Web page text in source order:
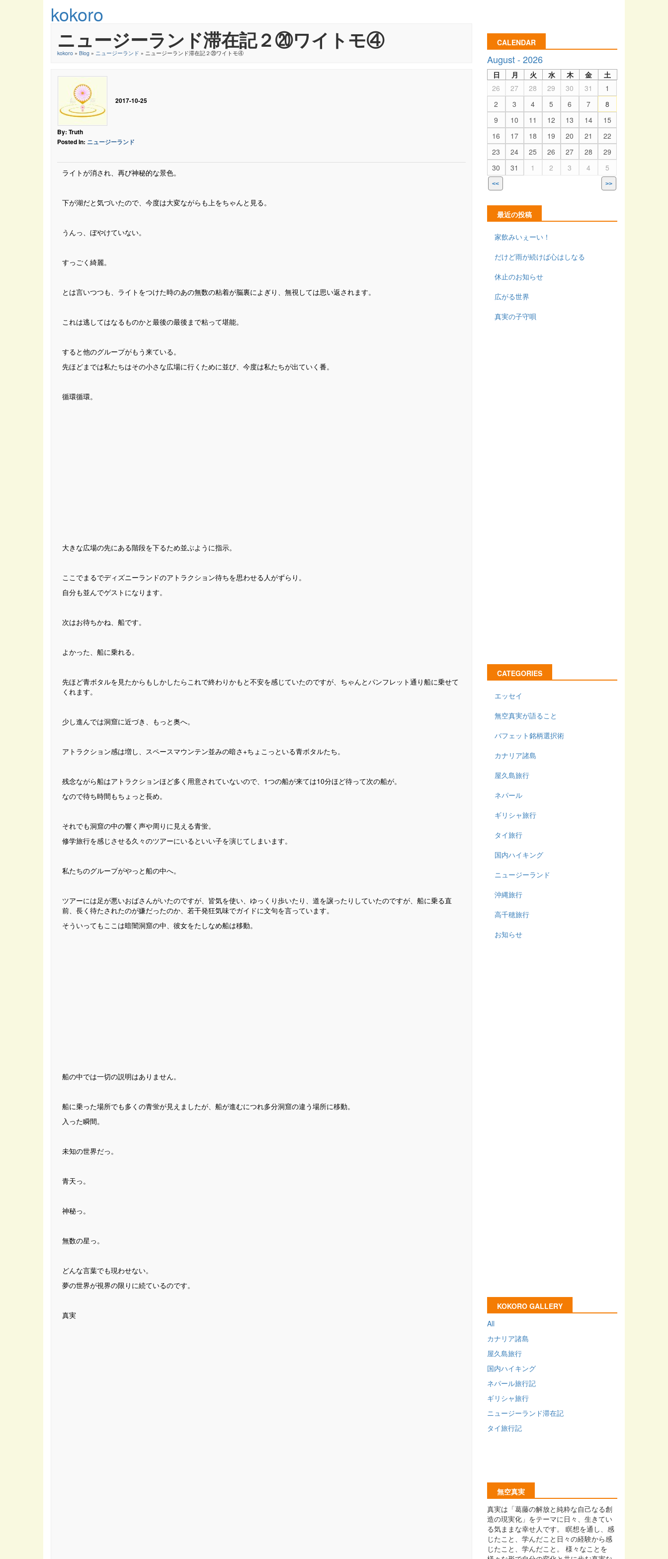
kokoro
ニュージーランド滞在記２⑳ワイトモ④
kokoro » Blog » ニュージーランド » ニュージーランド滞在記２⑳ワイトモ④
2017-10-25
By: Truth
Posted In: ニュージーランド
ライトが消され、再び神秘的な景色。
下が湖だと気づいたので、今度は大変ながらも上をちゃんと見る。
うんっ、ぼやけていない。
すっごく綺麗。
とは言いつつも、ライトをつけた時のあの無数の粘着が脳裏によぎり、無視しては思い返されます。
これは逃してはなるものかと最後の最後まで粘って堪能。
すると他のグループがもう来ている。
先ほどまでは私たちはその小さな広場に行くために並び、今度は私たちが出ていく番。
循環循環。
大きな広場の先にある階段を下るため並ぶように指示。
ここでまるでディズニーランドのアトラクション待ちを思わせる人がずらり。
自分も並んでゲストになります。
次はお待ちかね、船です。
よかった、船に乗れる。
先ほど青ボタルを見たからもしかしたらこれで終わりかもと不安を感じていたのですが、ちゃんとパンフレット通り船に乗せて
くれます。
少し進んでは洞窟に近づき、もっと奥へ。
アトラクション感は増し、スペースマウンテン並みの暗さ+ちょこっといる青ボタルたち。
残念ながら船はアトラクションほど多く用意されていないので、1つの船が来ては10分ほど待って次の船が。
なので待ち時間もちょっと長め。
それでも洞窟の中の響く声や周りに見える青蛍。
修学旅行を感じさせる久々のツアーにいるといい子を演じてしまいます。
私たちのグループがやっと船の中へ。
ツアーには足が悪いおばさんがいたのですが、皆気を使い、ゆっくり歩いたり、道を譲ったりしていたのですが、船に乗る直
前、長く待たされたのが嫌だったのか、若干発狂気味でガイドに文句を言っています。
そういってもここは暗闇洞窟の中、彼女をたしなめ船は移動。
船の中では一切の説明はありません。
船に乗った場所でも多くの青蛍が見えましたが、船が進むにつれ多分洞窟の違う場所に移動。
入った瞬間。
未知の世界だっ。
青天っ。
神秘っ。
無数の星っ。
どんな言葉でも現わせない。
夢の世界が視界の限りに続ているのです。
真実
CALENDAR
August - 2026
日 月 火 水 木 金
土
26
27 28 29 30 31
1
2
3 4 5 6 7
8
9
10 11 12 13 14
15
16
17 18 19 20 21
22
23
24 25 26 27 28
29
30
31 1 2 3 4 5
<< >>
最近の投稿
家飲みいぇーい！
だけど雨が続けば心はしなる
休止のお知らせ
広がる世界
真実の子守唄
CATEGORIES
エッセイ
無空真実が語ること
バフェット銘柄選択術
カナリア諸島
屋久島旅行
ネパール
ギリシャ旅行
タイ旅行
国内ハイキング
ニュージーランド
沖縄旅行
高千穂旅行
お知らせ
KOKORO GALLERY
All
カナリア諸島
屋久島旅行
国内ハイキング
ネパール旅行記
ギリシャ旅行
ニュージーランド滞在記
タイ旅行記
無空真実
真実は「葛藤の解放と純粋な自己なる創
造の現実化」をテーマに日々、生きてい
る気ままな幸せ人です。 瞑想を通し、感
じたこと、学んだこと日々の経験から感
じたこと、学んだこと。 様々なことを